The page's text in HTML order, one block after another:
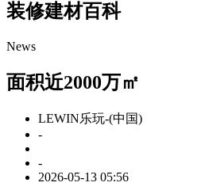
装修建材百科
News
面积近2000万㎡
LEWIN乐玩-(中国)
-
-
2026-05-13 05:56